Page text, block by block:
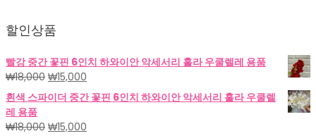
할인상품
빨강 중간 꽃핀 6인치 하와이안 악세서리 훌라 우쿨렐레 용품
₩18,000 원
래
가
격:
₩15,000
재
가
흰색 스파이더 중간 꽃핀 6인치 하와이안 악세서리 훌라 우쿨렐
레 용품
₩18,000 원
₩15,000